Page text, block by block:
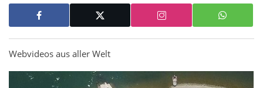
Webvideos aus aller Welt